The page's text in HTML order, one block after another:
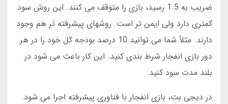
ضریب به 1.5 رسید، بازی را متوقف می کنند. این روش سود
کمتری دارد ولی ایمن تر است. روشهای پیشرفته تر هم وجود
دارند. مثلاً شما می توانید 10 درصد بودجه کل خود را در هر
دور بازی انفجار شرط بندی کنید. این کار باعث می شود در
بلند مدت سود کنید.
در دیجی بت، بازی انفجار با فناوری پیشرفته اجرا می شود.